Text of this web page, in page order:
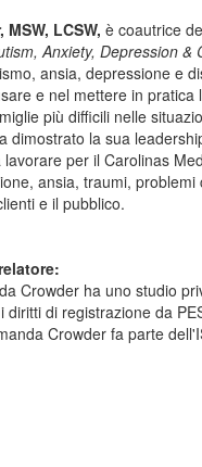
LCSW, è coautrice
Anxiety, Depression &
ansia, depressione e
e nel mettere in
più difficili nelle
dimostrato la sua
per il Carolinas
ansia, traumi,
e il pubblico.
Crowder ha uno studio
diritti di registrazione da
Crowder fa parte